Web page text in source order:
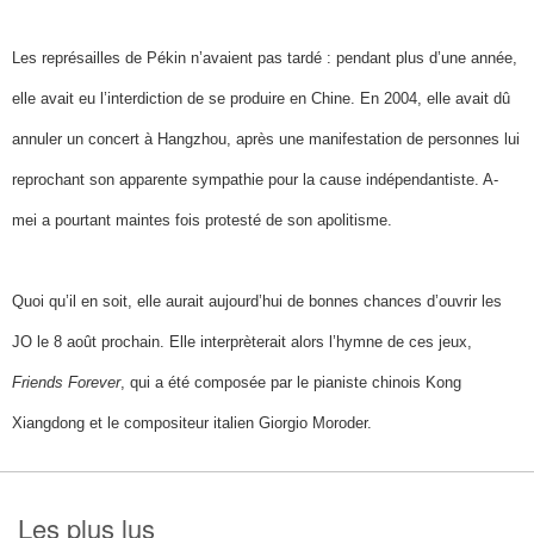
Les représailles de Pékin n’avaient pas tardé : pendant plus d’une année,
elle avait eu l’interdiction de se produire en Chine. En 2004, elle avait dû
annuler un concert à Hangzhou, après une manifestation de personnes lui
reprochant son apparente sympathie pour la cause indépendantiste. A-
mei a pourtant maintes fois protesté de son apolitisme.
Quoi qu’il en soit, elle aurait aujourd’hui de bonnes chances d’ouvrir les
JO le 8 août prochain. Elle interprèterait alors l’hymne de ces jeux,
Friends Forever, qui a été composée par le pianiste chinois Kong
Xiangdong et le compositeur italien Giorgio Moroder.
Les plus lus